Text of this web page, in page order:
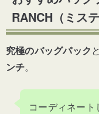
RANCH（ミス
究極のバッグパック
ンチ。
コーディネー